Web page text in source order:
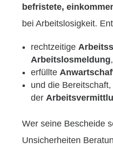
befristete,
bei Arbeitslosigkeit.
rechtzeitige
Arbeitslosmeldung,
erfüllte
und die
der
Wer seine Bescheide
Unsicherheiten